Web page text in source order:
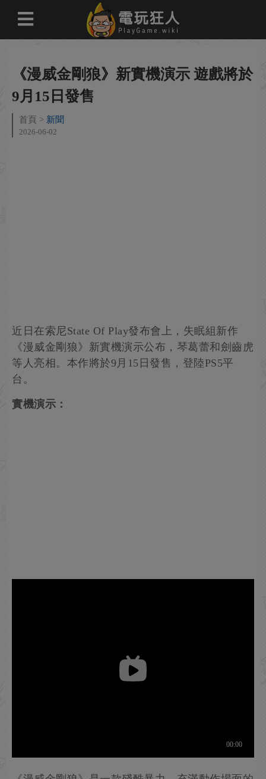
《漫威金剛狼》新實機演示 遊戲將於
9月15日發售
首頁 新聞
2026-06-02
近日在索尼State Of Play發布會上，失眠組新作
《漫威金剛狼》新實機演示公布，琴葛蕾和劍齒虎
等人亮相。本作將於9月15日發售，登陸PS5平
台。
實機演示：